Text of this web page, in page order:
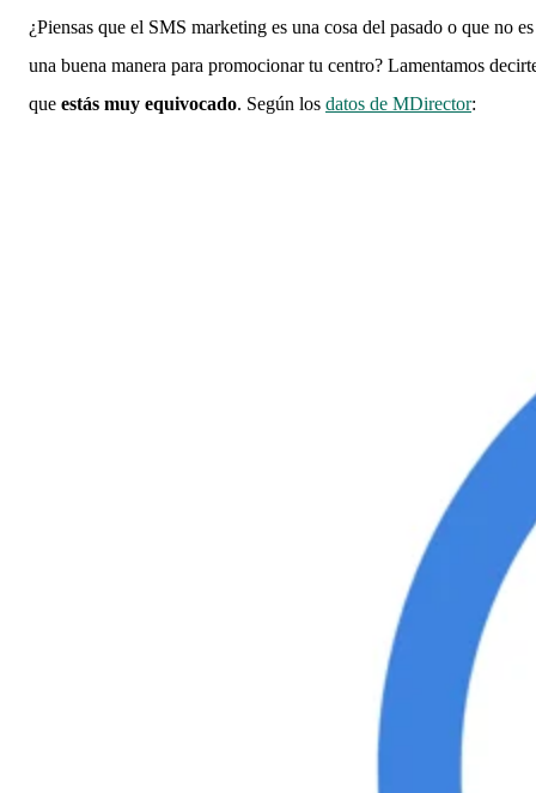
¿Piensas que el SMS marketing es una cosa del pasado o que no es
una buena manera para promocionar tu centro? Lamentamos
que estás muy equivocado. Según los datos de MDirector: